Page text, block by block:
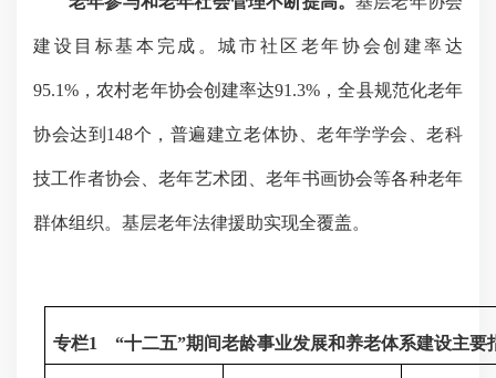
建设目标基本完成。城市社区老年协会创建率达
95.1% ，农村老年协会创建率达91.3% ，全县规范化老年
协会达到 148个，普遍建立老体协、老年学学会、老科
技工作者协会、老年艺术团、老年书画协会等各种老年
群体组织。基层老年法律援助实现全覆盖。
专栏1 “十二五”期间老龄事业发展和养老体系建设主要